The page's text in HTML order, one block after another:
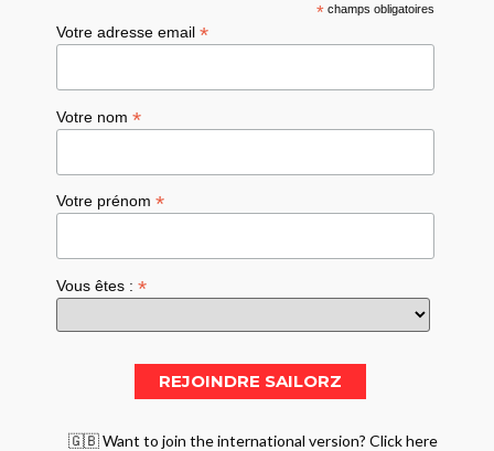
*champs obligatoires
Votre adresse email*
Votre nom*
Votre prénom*
Vous êtes :*
🇬🇧 Want to join the international version? Click here